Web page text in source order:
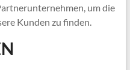
um die
Kunden zu finden.